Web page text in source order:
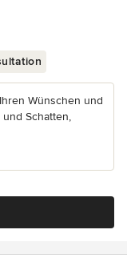
Wünschen und
Schatten,